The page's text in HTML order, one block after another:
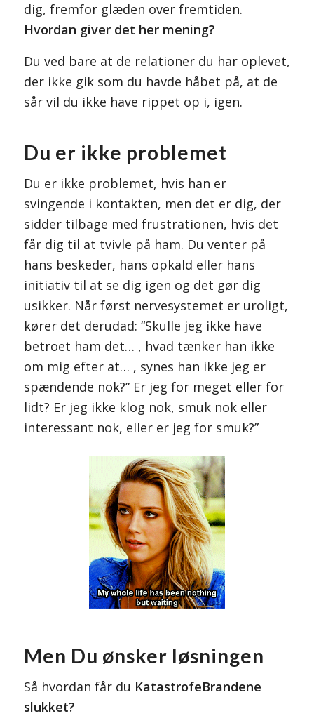
dig, fremfor glæden over fremtiden.
Hvordan giver det her mening?
Du ved bare at de relationer du har oplevet,
der ikke gik som du havde håbet på, at de
sår vil du ikke have rippet op i, igen.
Du er ikke problemet
Du er ikke problemet, hvis han er
svingende i kontakten, men det er dig, der
sidder tilbage med frustrationen, hvis det
får dig til at tvivle på ham. Du venter på
hans beskeder, hans opkald eller hans
initiativ til at se dig igen og det gør dig
usikker. Når først nervesystemet er uroligt,
kører det derudad: “Skulle jeg ikke have
betroet ham det… , hvad tænker han ikke
om mig efter at… , synes han ikke jeg er
spændende nok?” Er jeg for meget eller for
lidt? Er jeg ikke klog nok, smuk nok eller
interessant nok, eller er jeg for smuk?”
Men Du ønsker løsningen
Så hvordan får du KatastrofeBrandene
slukket?